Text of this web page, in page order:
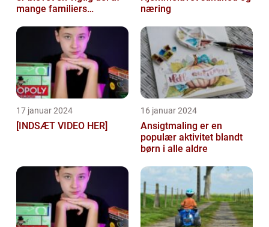
mange familiers
næring
17 januar 2024
[INDSÆT VIDEO HER]
16 januar 2024
Ansigtmaling er en
populær aktivitet blandt
børn i alle aldre